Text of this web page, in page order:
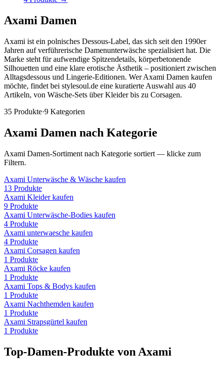
Axami Damen
Axami ist ein polnisches Dessous-Label, das sich seit den 1990er
Jahren auf verführerische Damenunterwäsche spezialisiert hat. Die
Marke steht für aufwendige Spitzendetails, körperbetonende
Silhouetten und eine klare erotische Ästhetik – positioniert zwischen
Alltagsdessous und Lingerie-Editionen. Wer Axami Damen kaufen
möchte, findet bei stylesoul.de eine kuratierte Auswahl aus 40
Artikeln, von Wäsche-Sets über Kleider bis zu Corsagen.
35 Produkte·9 Kategorien
Axami Damen nach Kategorie
Axami Damen-Sortiment nach Kategorie sortiert — klicke zum
Filtern.
Axami Unterwäsche & Wäsche kaufen
13 Produkte
Axami Kleiderkaufen
9 Produkte
Axami Unterwäsche-Bodies kaufen
4 Produkte
Axami unterwaesche kaufen
4 Produkte
Axami Corsagen kaufen
1 Produkte
Axami Röcke kaufen
1 Produkte
Axami Tops & Bodys kaufen
1 Produkte
Axami Nachthemden kaufen
1 Produkte
Axami Strapsgürtel kaufen
1 Produkte
Top-Damen-Produkte von Axami